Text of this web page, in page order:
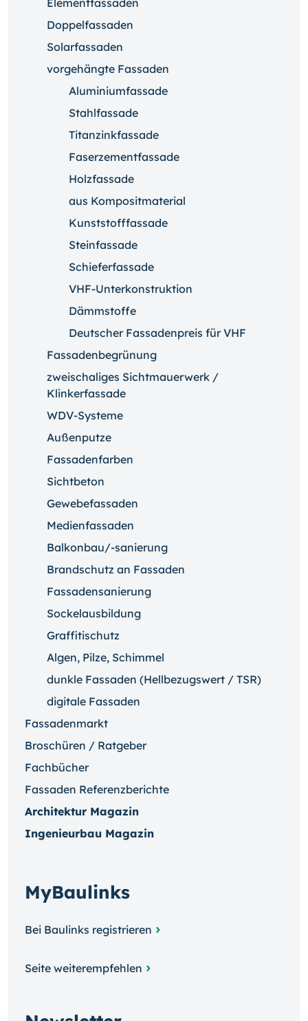
Doppelfassaden
Solarfassaden
vorgehängte Fassaden
Aluminiumfassade
Stahlfassade
Titanzinkfassade
Faserzementfassade
Holzfassade
aus Kompositmaterial
Kunststofffassade
Steinfassade
Schieferfassade
VHF-Unterkonstruktion
Dämmstoffe
Deutscher Fassadenpreis für VHF
Fassadenbegrünung
zweischaliges Sichtmauerwerk /
Klinkerfassade
WDV-Systeme
Außenputze
Fassadenfarben
Sichtbeton
Gewebefassaden
Medienfassaden
Balkonbau/-sanierung
Brandschutz an Fassaden
Fassadensanierung
Sockelausbildung
Graffitischutz
Algen, Pilze, Schimmel
dunkle Fassaden (Hellbezugswert / TSR)
digitale Fassaden
Fassadenmarkt
Broschüren / Ratgeber
Fachbücher
Fassaden Referenzberichte
Architektur Magazin
Ingenieurbau Magazin
MyBaulinks
Bei Baulinks registrieren
Seite weiterempfehlen